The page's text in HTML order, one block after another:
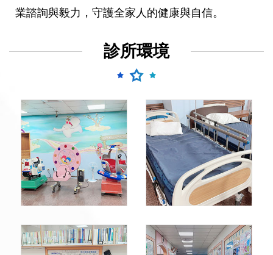
業諮詢與毅力，守護全家人的健康與自信。
診所環境